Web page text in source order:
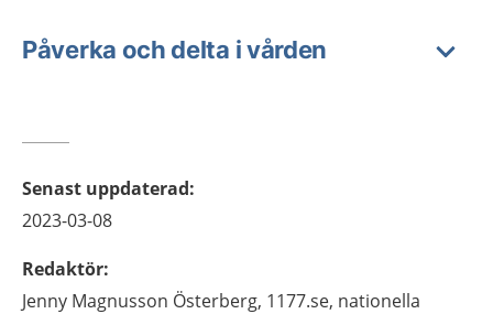
Påverka och delta i vården
Senast uppdaterad:
2023-03-08
Redaktör:
Jenny Magnusson Österberg, 1177.se, nationella